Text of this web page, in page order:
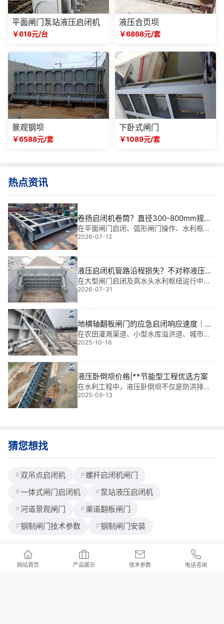
平面闸门泵站液压启闭机
￥618元/台
液压合页坝
￥6868元/套
景观钢坝
￥6588元/套
下卧式闸门
￥1089元/套
热点资讯
卷扬启闭机卷筒？直径300-800mm规格
与钢丝绳预绕圈数要求
在平面闸门启闭、弧形闸门操作、水利枢纽
调水及船闸闸门控制中，卷扬启闭机卷筒直
径300-800mm规格与钢丝绳预绕圈数要求
直接关系着绳索受力分布与运行平稳性，选
型不当易引发钢丝绳跳槽或早期断丝。
2026-07-12
液压启闭机管路沿程损失？不对称液压管
道的设计计算
在大型闸门启闭及高水头水利枢纽运行中，
液压管路沿程损失直接影响操作稳定性；对
压管道的设计计算则是保障响应速度的关
键。
2026-07-31
地横轴翻板闸门的应急启闭响应速度｜快
如闪电，守护江河安澜
在农田灌溉渠道、小型水库溢洪道、城市景
观水系和山区河道治理中，地横轴翻板闸门
早已成为“无声的守夜人”。它不仅结构轻巧、
启闭灵活，更以应急启闭响应速度著称——
关键时刻，几秒内完成开合，为防洪排涝赢
得黄金
2025-10-16
液压卧倒坝价格|**节能型工程优选方案
在水利工程中，液压卧倒坝不仅是防洪排涝
的关键设施，更是实现水资源智能调控的核
2025-09-13
猜您想找
双吊点启闭机
螺杆启闭机闸门
一体式闸门启闭机
泵站液压启闭机
河道景观闸门
渠道翻板闸门
钢制闸门技术参数
钢制闸门安装
网站首页 产品展示 技术参数 电话咨询